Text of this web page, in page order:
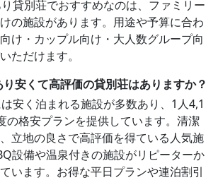
貸別荘でおすすめなのは、ファミリー
の施設があります。用途や予算に合わ
け・カップル向け・大人数グループ向
ただけます。
安くて高評価の貸別荘はありますか？
安く泊まれる施設が多数あり、1人4,1
の格安プランを提供しています。清潔
立地の良さで高評価を得ている人気施
設備や温泉付きの施設がリピーターか
います。お得な平日プランや連泊割引